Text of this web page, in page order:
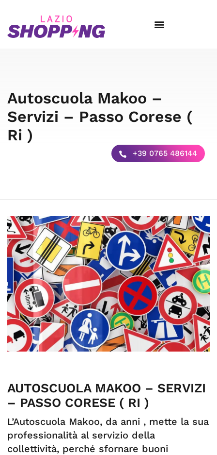
Autoscuola Makoo –
Servizi – Passo Corese (
Ri )
+39 0765 486144
AUTOSCUOLA MAKOO – SERVIZI
– PASSO CORESE ( RI )
L’Autoscuola Makoo, da anni , mette la sua
professionalità al servizio della
collettività, perché sfornare buoni